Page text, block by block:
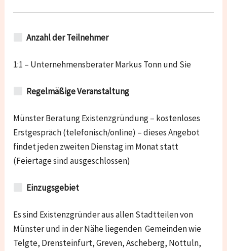
Anzahl der Teilnehmer
1:1 – Unternehmensberater Markus Tonn und Sie
Regelmäßige Veranstaltung
Münster Beratung Existenzgründung – kostenloses
Erstgespräch (telefonisch/online) – dieses Angebot
findet jeden zweiten Dienstag im Monat statt
(Feiertage sind ausgeschlossen)
Einzugsgebiet
Es sind Existenzgründer aus allen Stadtteilen von
Münster und in der Nähe liegenden Gemeinden wie
Telgte, Drensteinfurt, Greven, Ascheberg, Nottuln,